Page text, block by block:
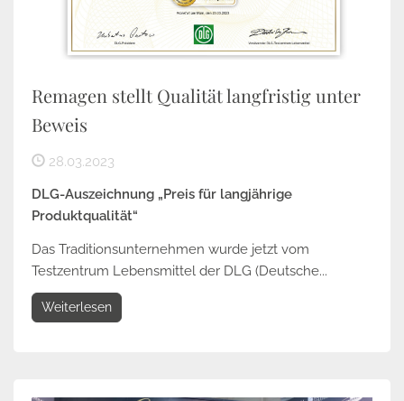
Remagen stellt Qualität langfristig unter
Beweis
28.03.2023
DLG-Auszeichnung „Preis für langjährige
Produktqualität“
Das Traditionsunternehmen wurde jetzt vom
Testzentrum Lebensmittel der DLG (Deutsche...
Weiterlesen